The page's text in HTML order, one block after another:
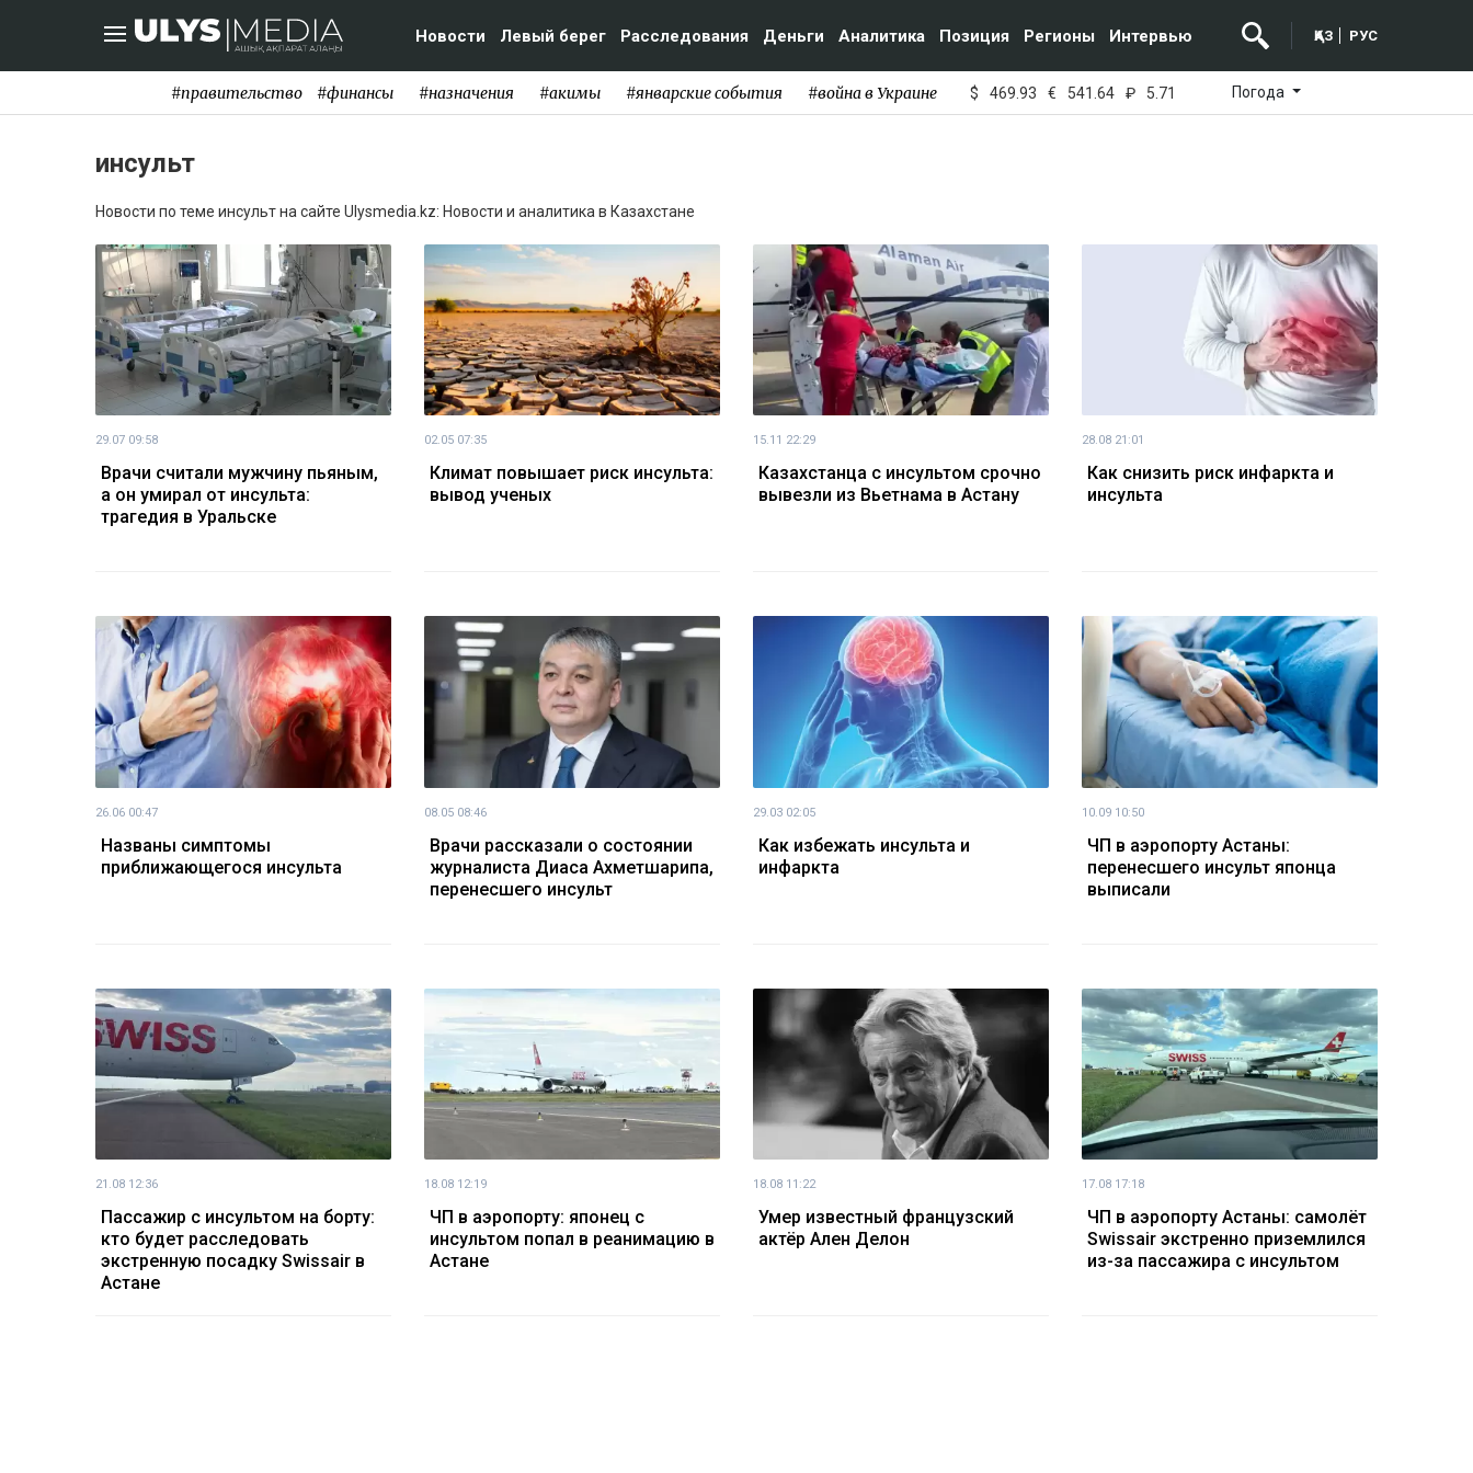
Новости Левый берег Расследования Деньги Аналитика Позиция Регионы Интервью ҚАЗ РУС
#правительство #финансы #назначения #акимы #январские события #война в Украине $ 469.93 € 541.64 ₽ 5.71 Погода
инсульт
Новости по теме инсульт на сайте Ulysmedia.kz: Новости и аналитика в Казахстане
29.07 09:58
Врачи считали мужчину пьяным,
а он умирал от инсульта:
трагедия в Уральске
02.05 07:35
Климат повышает риск инсульта:
вывод ученых
15.11 22:29
Казахстанца с инсультом срочно
вывезли из Вьетнама в Астану
28.08 21:01
Как снизить риск инфаркта и
инсульта
26.06 00:47
Названы симптомы
приближающегося инсульта
08.05 08:46
Врачи рассказали о состоянии
журналиста Диаса Ахметшарипа,
перенесшего инсульт
29.03 02:05
Как избежать инсульта и
инфаркта
10.09 10:50
ЧП в аэропорту Астаны:
перенесшего инсульт японца
выписали
21.08 12:36
Пассажир с инсультом на борту:
кто будет расследовать
экстренную посадку Swissair в
Астане
18.08 12:19
ЧП в аэропорту: японец с
инсультом попал в реанимацию в
Астане
18.08 11:22
Умер известный французский
актёр Ален Делон
17.08 17:18
ЧП в аэропорту Астаны: самолёт
Swissair экстренно приземлился
из-за пассажира с инсультом